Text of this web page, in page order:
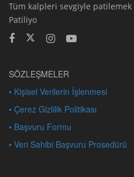
Tüm kalpleri sevgiyle
Patiliyo
SÖZLEŞMELER
• Kişisel Verilerin İşlenmesi
• Çerez Gizlilik Politikası
• Başvuru Formu
• Veri Sahibi Başvuru Prosedürü